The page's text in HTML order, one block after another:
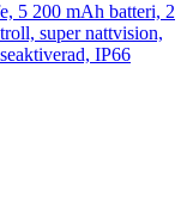
5 200 mAh batteri, 2
super nattvision,
IP66